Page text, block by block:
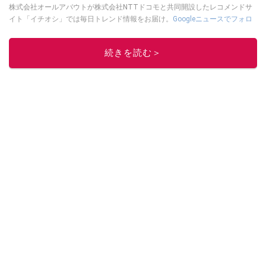
株式会社オールアバウトが株式会社NTTドコモと共同開設したレコメンドサ
イト「イチオシ」では毎日トレンド情報をお届け。 Googleニュースでフォロ
このイチオシストの他の記事を読む
続きを読む＞